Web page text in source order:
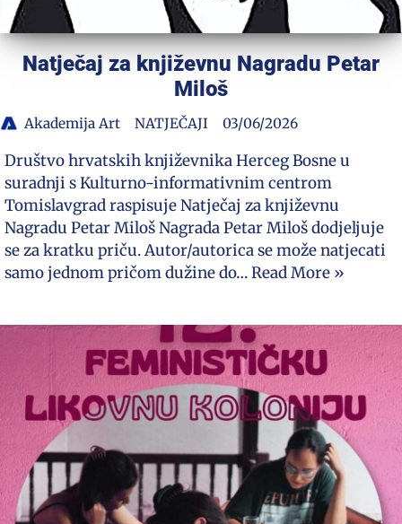
Natječaj za književnu Nagradu Petar
Miloš
Akademija Art NATJEČAJI 03/06/2026
Društvo hrvatskih književnika Herceg Bosne u
suradnji s Kulturno-informativnim centrom
Tomislavgrad raspisuje Natječaj za književnu
Nagradu Petar Miloš Nagrada Petar Miloš dodjeljuje
se za kratku priču. Autor/autorica se može natjecati
samo jednom pričom dužine do…Read More »